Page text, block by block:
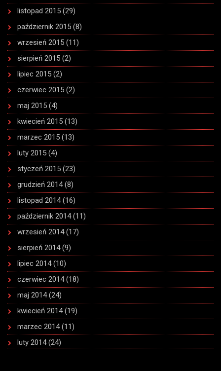
listopad 2015 (29)
październik 2015 (8)
wrzesień 2015 (11)
sierpień 2015 (2)
lipiec 2015 (2)
czerwiec 2015 (2)
maj 2015 (4)
kwiecień 2015 (13)
marzec 2015 (13)
luty 2015 (4)
styczeń 2015 (23)
grudzień 2014(8)
listopad 2014(16)
październik 2014(11)
wrzesień 2014(17)
sierpień 2014(9)
lipiec 2014(10)
czerwiec 2014(18)
maj 2014(24)
kwiecień 2014(19)
marzec 2014(11)
luty 2014(24)